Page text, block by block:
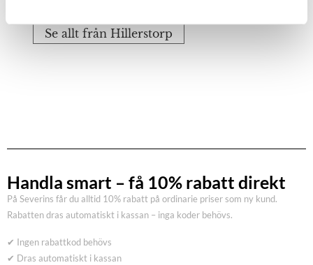
Se allt från Hillerstorp
Handla smart – få 10% rabatt direkt
På Severins får du alltid 10% rabatt på ordinarie priser som ny kund.
Rabatten dras automatiskt i kassan – inga koder behövs.
✔ Ingen rabattkod behövs
✔ Dras automatiskt i kassan